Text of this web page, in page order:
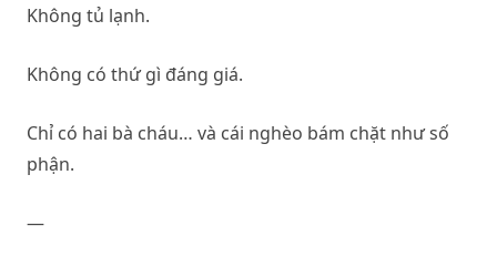
Không tủ lạnh.
Không có thứ gì đáng giá.
Chỉ có hai bà cháu… và cái nghèo bám chặt như số
phận.
—